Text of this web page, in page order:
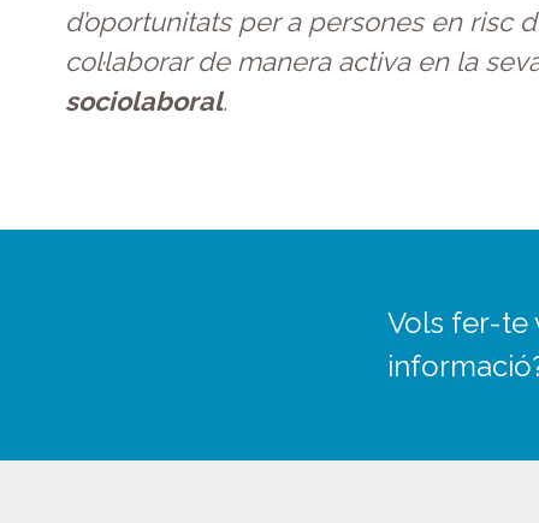
d’oportunitats per a persones en risc
col·laborar de manera activa en la
sociolaboral.
Vols fer-te